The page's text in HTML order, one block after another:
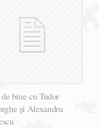
bine cu Tudor
și Alexandru